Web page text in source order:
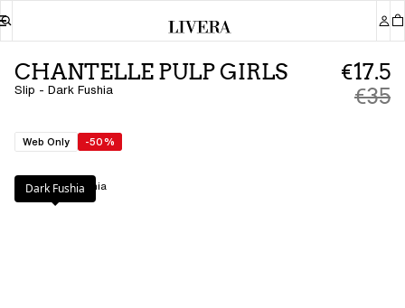
CHANTELLE PULP GIRLS
Slip - Dark Fushia
€17.5
€35
Web Only -50%
Kleur:Dark Fushia
Dark Fushia